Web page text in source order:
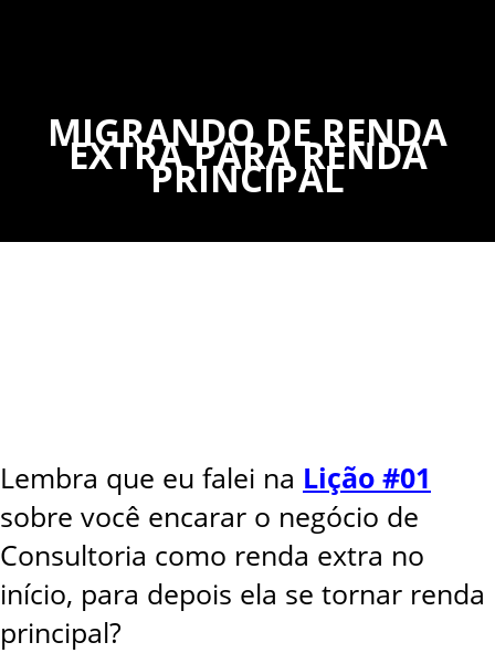
MIGRANDO DE RENDA
EXTRA PARA RENDA
PRINCIPAL
Lembra que eu falei na Lição #01
sobre você encarar o negócio de
Consultoria como renda extra no
início, para depois ela se tornar renda
principal?